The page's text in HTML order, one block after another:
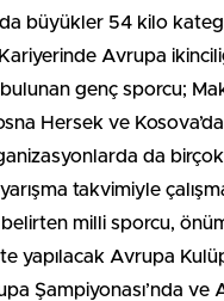
büyükler 54 kilo
Avrupa
genç sporcu;
Hersek ve
da
takvimiyle
milli sporcu,
yapılacak Avrupa
Şampiyonası’nda ve